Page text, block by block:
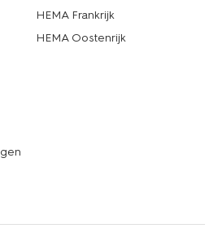
HEMA Frankrijk
HEMA Oostenrijk